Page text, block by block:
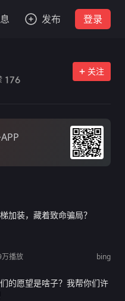
发布 登录
176
关注
加装，藏着致命骗局？
万播放 bing
的愿望是啥子？我帮你们许